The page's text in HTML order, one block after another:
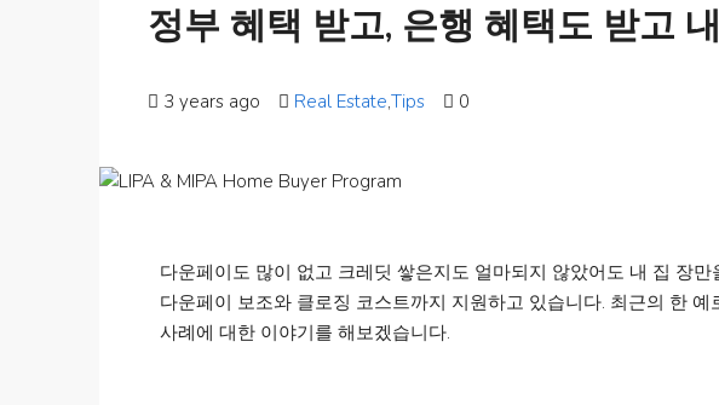
정부 혜택 받고, 은행 혜택도 받고
3 years ago Real Estate,Tips 0
다운페이도 많이 없고 크레딧 쌓은지도 얼마되지 않았어도 내 집 장
다운페이 보조와 클로징 코스트까지 지원하고 있습니다. 최근의 한
사례에 대한 이야기를 해보겠습니다.